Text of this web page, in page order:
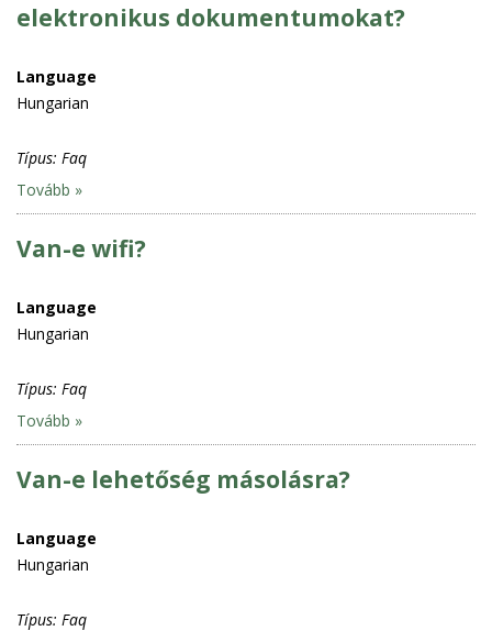
elektronikus dokumentumokat?
Language
Hungarian
Típus: Faq
Tovább »
Van-e wifi?
Language
Hungarian
Típus: Faq
Tovább »
Van-e lehetőség másolásra?
Language
Hungarian
Típus: Faq